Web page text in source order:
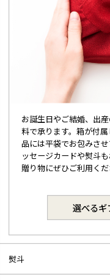
お誕生日やご結婚、出
料で承ります。箱が付
品には平袋でお包みさ
ッセージカードや熨斗
贈り物にぜひご利用くだ
選べるギ
熨斗